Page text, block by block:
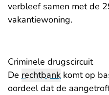
verbleef samen met de
vakantiewoning.
Criminele drugscircuit
De rechtbank komt op
oordeel dat de